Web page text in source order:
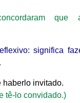
que
significa
haberlo invitado.
tê-lo convidado.)